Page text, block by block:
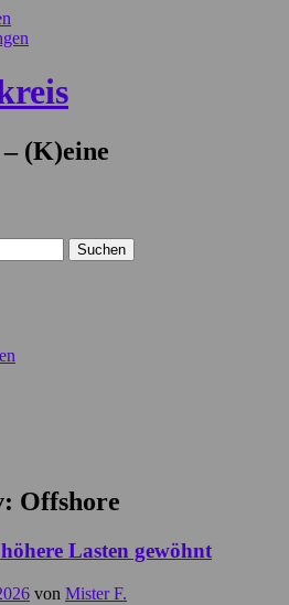
(K)eine
Offshore
Lasten gewöhnt
von Mister F.